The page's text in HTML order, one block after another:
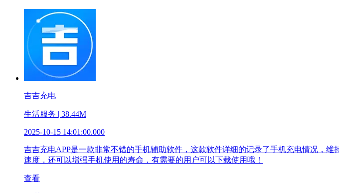
吉吉充电
生活服务 | 38.44M
2025-10-15 14:01:00.000
吉吉充电APP是一款非常不错的手机辅助软件，这款软件详细的记录了手机充电情况，
速度，还可以增强手机使用的寿命，有需要的用户可以下载使用哦！
查看